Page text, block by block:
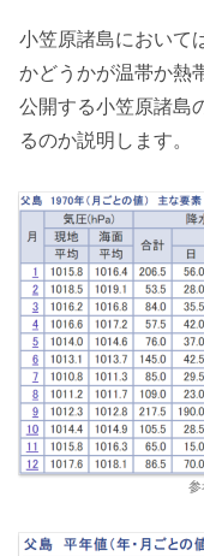
小笠原諸島において
かどうかが温帯か熱
公開する小笠原諸島
るのか説明します。